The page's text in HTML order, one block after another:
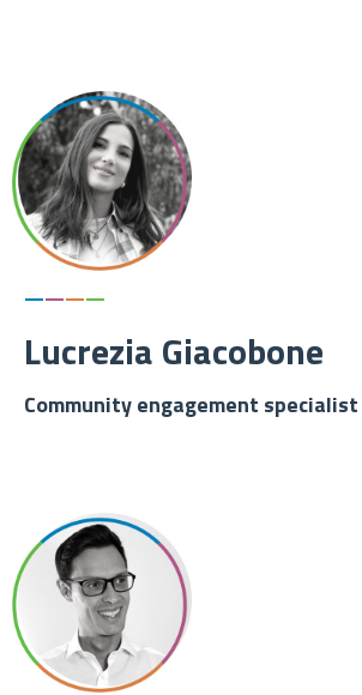
————
Lucrezia Giacobone
Community engagement specialist